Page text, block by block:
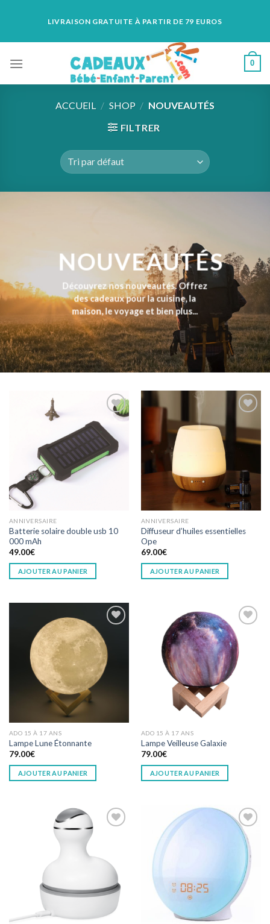
LIVRAISON GRATUITE À PARTIR DE 79 EUROS
0
ACCUEIL / SHOP / NOUVEAUTÉS
FILTRER
NOUVEAUTÉS
Découvrez nos nouveautés. Offrez
des cadeaux pour la cuisine, la
maison, le voyage et bien plus...
Add to
wishlist
ANNIVERSAIRE
Batterie solaire double usb 10
000 mAh
49.00€
AJOUTER AU PANIER
wishlist
ANNIVERSAIRE
Diffuseur d’huiles essentielles
Ope
69.00€
AJOUTER AU PANIER
Add to
wishlist
ADO 15 À 17 ANS
Lampe Lune Étonnante
79.00€
AJOUTER AU PANIER
Add to
wishlist
ADO 15 À 17 ANS
Lampe Veilleuse Galaxie
79.00€
AJOUTER AU PANIER
Add to
wishlist